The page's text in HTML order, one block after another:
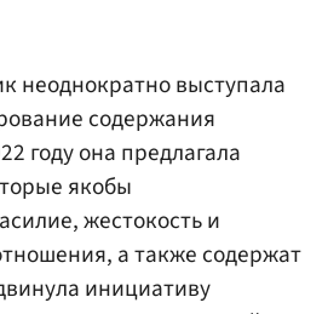
неоднократно выступала
содержания
году она предлагала
якобы
жестокость и
а также содержат
инициативу